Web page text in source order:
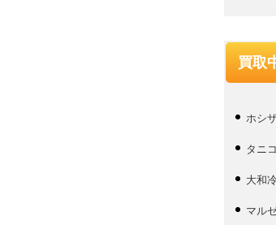
買取
ホシ
タニ
大和
マル